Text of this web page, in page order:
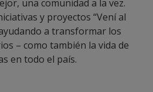
una comunidad a la vez.
y proyectos “Vení al
a transformar los
– como también la vida de
en todo el país.